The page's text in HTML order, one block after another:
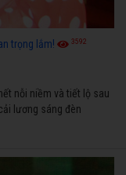
trọng lắm! 3592
nỗi niềm và tiết lộ sau
lương sáng đèn